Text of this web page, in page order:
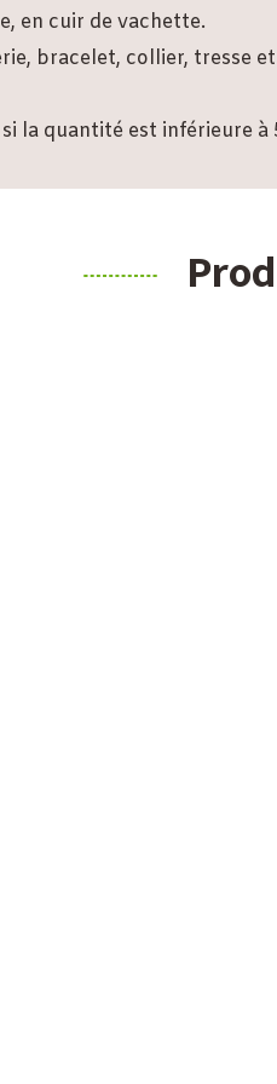
en cuir de vachette.
bracelet, collier, tresse
la quantité est inférieure